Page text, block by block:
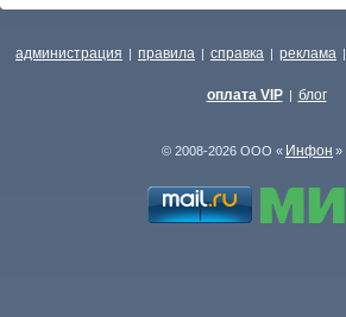
администрация | правила | справка | реклама |
оплата VIP | блог
© 2008-2026 ООО « Инфон »